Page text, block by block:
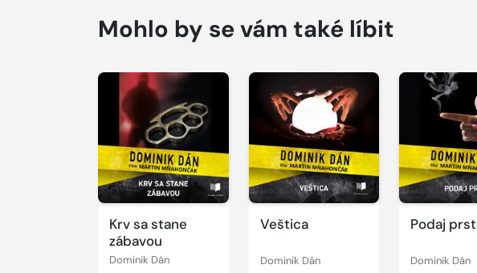
Mohlo by se vám také líbit
Krv sa stane
zábavou
Dominik Dán
Přehrát
ukázku
Veštica
Dominik Dán
Přehrát
ukázku
Podaj prst
Dominik Dán
Přehrát
ukázku